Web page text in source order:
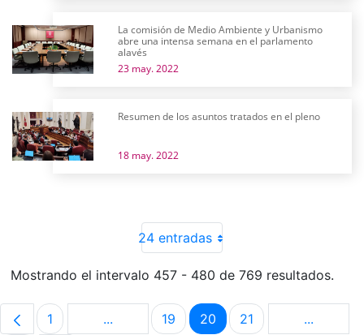
La comisión de Medio Ambiente y Urbanismo
abre una intensa semana en el parlamento
alavés
23 may. 2022
Resumen de los asuntos tratados en el pleno
18 may. 2022
24 entradas
Mostrando el intervalo 457 - 480 de 769 resultados.
Página
1 ...Páginas intermedias Use TAB para
Página
19 Página
20 Página
21 ...Páginas